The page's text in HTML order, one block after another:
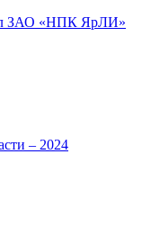
ЗАО «НПК ЯрЛИ»
– 2024